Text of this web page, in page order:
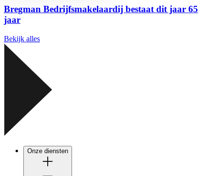
Bregman Bedrijfsmakelaardij bestaat dit jaar 65
jaar
Bekijk alles
Onze diensten